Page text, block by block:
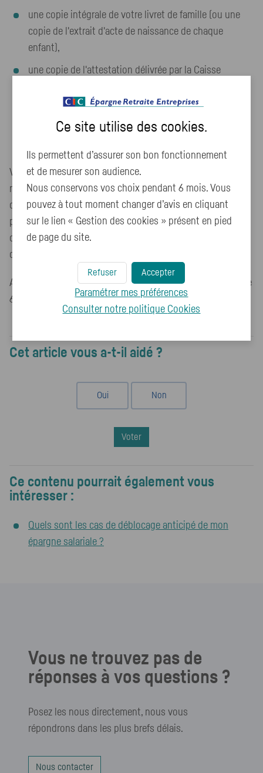
une copie intégrale de votre livret de famille (ou une
copie de l'extrait d'acte de naissance de chaque
enfant),
une copie de l'attestation délivrée par la Caisse
plus de deux enfants à charge, dont l'un est né depuis
moins de six mois,
Vous devez nous envoyer ces documents sous format
numérique (en les scannant et en les transmettant
directement depuis votre espace sécurisé) ou sous format
papier (par la poste), sans oublier de joindre les autres
documents qui pourraient éventuellement vous être
demandés.
Attention, votre demande doit être envoyé dans un délai de
6 mois suivant l'arrivée de votre enfant.
Cet article vous a-t-il aidé ?
Oui Non
Voter
Ce contenu pourrait également vous
intéresser :
Quels sont les cas de déblocage anticipé de mon
épargne salariale ?
Vous ne trouvez pas de
réponses à vos questions ?
Posez les nous directement, nous vous
répondrons dans les plus brefs délais.
Nous contacter
Ce site utilise des cookies.
Ils permettent d’assurer son bon fonctionnement
et de mesurer son audience.
Nous conservons vos choix pendant 6 mois. Vous
pouvez à tout moment changer d’avis en cliquant
sur le lien « Gestion des cookies » présent en pied
de page du site.
Accepter
Refuser
Paramétrer mes préférences
Consulter notre politique Cookies